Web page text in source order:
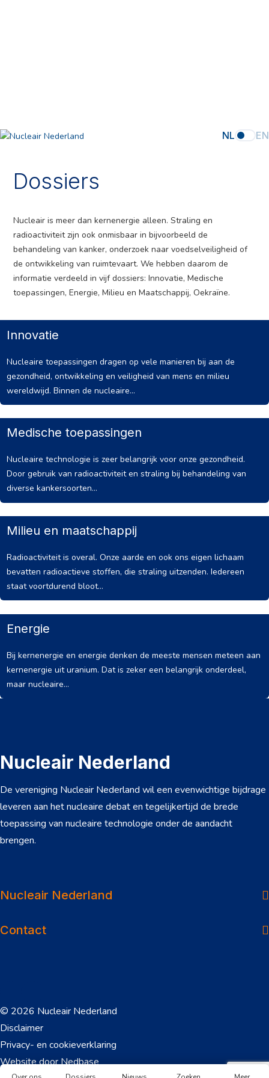
NL EN
Dossiers
Nucleair is meer dan kernenergie alleen. Straling en
radioactiviteit zijn ook onmisbaar in bijvoorbeeld de
behandeling van kanker, onderzoek naar voedselveiligheid of
de ontwikkeling van ruimtevaart. We hebben daarom de
informatie verdeeld in vijf dossiers: Innovatie, Medische
toepassingen, Energie, Milieu en Maatschappij, Oekraïne.
Innovatie
Nucleaire toepassingen dragen op vele manieren bij aan de
gezondheid, ontwikkeling en veiligheid van mens en milieu
wereldwijd. Binnen de nucleaire...
Medische toepassingen
Nucleaire technologie is zeer belangrijk voor onze gezondheid.
Door gebruik van radioactiviteit en straling bij behandeling van
diverse kankersoorten...
Milieu en maatschappij
Radioactiviteit is overal. Onze aarde en ook ons eigen lichaam
bevatten radioactieve stoffen, die straling uitzenden. Iedereen
staat voortdurend bloot...
Energie
Bij kernenergie en energie denken de meeste mensen meteen aan
kernenergie uit uranium. Dat is zeker een belangrijk onderdeel,
maar nucleaire...
Nucleair Nederland
De vereniging Nucleair Nederland wil een evenwichtige bijdrage
leveren aan het nucleaire debat en tegelijkertijd de brede
toepassing van nucleaire technologie onder de aandacht
brengen.
Nucleair Nederland
Contact
© 2026 Nucleair Nederland
Disclaimer
Privacy- en cookieverklaring
Website doorNedbase